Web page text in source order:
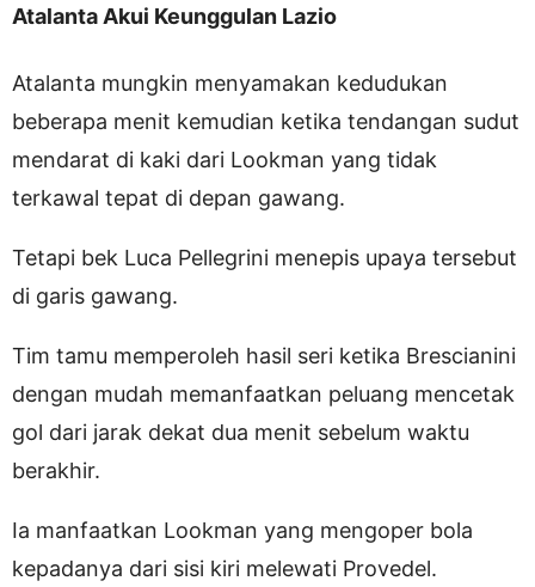
Atalanta Akui Keunggulan Lazio
Atalanta mungkin menyamakan kedudukan
beberapa menit kemudian ketika tendangan sudut
mendarat di kaki dari Lookman yang tidak
terkawal tepat di depan gawang.
Tetapi bek Luca Pellegrini menepis upaya tersebut
di garis gawang.
Tim tamu memperoleh hasil seri ketika Brescianini
dengan mudah memanfaatkan peluang mencetak
gol dari jarak dekat dua menit sebelum waktu
berakhir.
Ia manfaatkan Lookman yang mengoper bola
kepadanya dari sisi kiri melewati Provedel.